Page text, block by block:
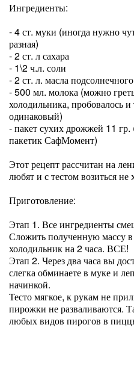
Ингредиенты:
- 4 ст. муки (иногда нужно
разная)
- 2 ст. л сахара
- 1\2 ч.л. соли
- 2 ст. л. масла подсолнечного
- 500 мл. молока (можно
холодильника, пробовалось и
одинаковый)
- пакет сухих дрожжей 11
пакетик СафМомент)
Этот рецепт рассчитан на
любят и с тестом возиться не
Приготовление:
Этап 1. Все ингредиенты
Сложить полученную массу
холодильник на 2 часа. ВСЕ!
Этап 2. Через два часа вы
слегка обминаете в муке и
начинкой.
Тесто мягкое, к рукам не
пирожки не разваливаются.
любых видов пирогов в